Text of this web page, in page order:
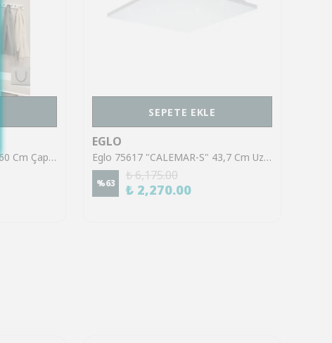
Eglo 900759 "SARSINA-Z" 60 Cm Çapında Alüminyum, Çelik Beyaz Led Panel
SEPETE EKLE
EGLO
Eglo 75617 "CALEMAR-S" 43,7 Cm Uzunluğunda 43,7 Cm Genişliğinde Alüminyum, Çelik Beyaz Led Panel
%63
₺ 6,175.00
₺ 2,270.00